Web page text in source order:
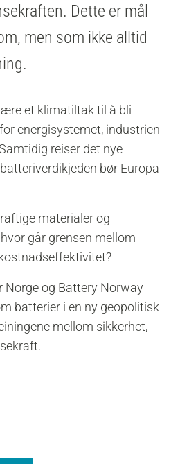
Dette er mål
men som ikke alltid
et klimatiltak til å bli
energisystemet, industrien
reiser det nye
bør Europa
materialer og
går grensen mellom
Norge og Battery Norway
batterier i en ny geopolitisk
mellom sikkerhet,